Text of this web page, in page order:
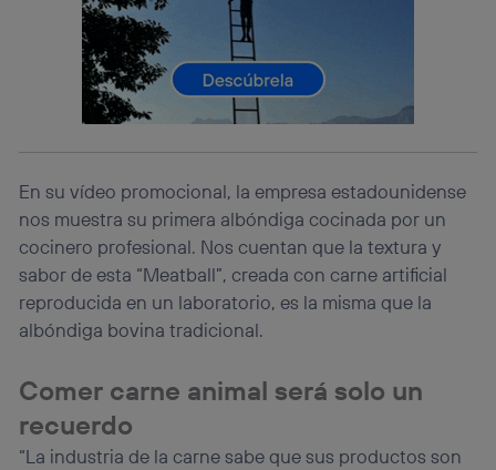
En su vídeo promocional, la empresa estadounidense
nos muestra su primera albóndiga cocinada por un
cocinero profesional. Nos cuentan que la textura y
sabor de esta “Meatball”, creada con carne artificial
reproducida en un laboratorio, es la misma que la
albóndiga bovina tradicional.
Comer carne animal será solo un
recuerdo
“La industria de la carne sabe que sus productos son
Este identificador se asigna a la conexión de internet, por
lo que cualquier persona que conecte su dispositivo y
consienta el uso de la tecnología recibirá el mismo
identificador. Típicamente:
Si utilizas una
conexión de banda ancha(p. ej., Wi-Fi),
que hayan dado su consentimiento.
Si utilizas datos móviles, el marketing será más
personalizado, ya que se basará únicamente en la
navegación del usuario del móvil.
Puedes gestionar los consentimientos Utiq seleccionando
“Administrar Utiq” en la parte inferior de esta página web o
visitando el portal de privacidad de Utiq